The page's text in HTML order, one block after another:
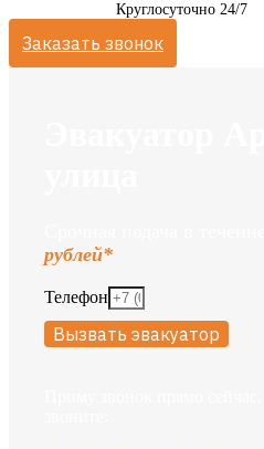
Круглосуточно 24/7
Заказать звонок
рублей*
Телефон
Вызвать эвакуатор